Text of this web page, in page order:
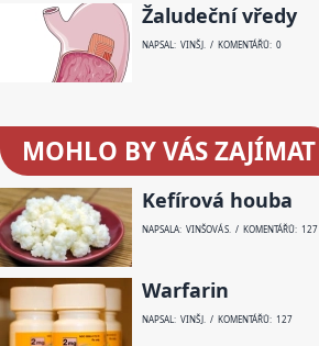
Žaludeční vředy
NAPSAL: VINŠ J. / KOMENTÁŘŮ: 0
MOHLO BY VÁS ZAJÍMAT
Kefírová houba
NAPSALA: VINŠOVÁ S. / KOMENTÁŘŮ: 127
Warfarin
NAPSAL: VINŠ J. / KOMENTÁŘŮ: 127